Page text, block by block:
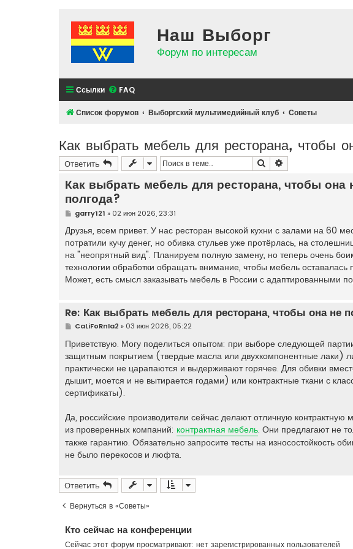
Наш Выборг
Форум по интересам
Ссылки FAQ
Список форумов Выборгский мультимедийный клуб Советы
Как выбрать мебель для ресторана, чтобы
Ответить Поиск
Как выбрать мебель для ресторана, чтобы она
полгода?
С
о
о
б
щ
е
н
и
е
garry121 » 02 июн 2026, 23:31
Друзья, всем привет. У нас ресторан высокой кухни с залами на 60
потратили кучу денег, но обивка стульев уже протёрлась, на
на "неопрятный вид". Планируем полную замену, но теперь очень
технологии обработки обращать внимание, чтобы мебель
Может, есть смысл заказывать мебель в России с адаптированными
Re: Как выбрать мебель для ресторана, чтобы она не
С
о
б
щ
е
н
и
CaLiFoRnIa2 » 03 июн 2026, 05:22
Приветствую. Могу поделиться опытом: при выборе следующей
защитным покрытием (твердые масла или двухкомпонентные лаки)
практически не царапаются и выдерживают горячее. Для обивки
дышит, моется и не вытирается годами) или контрактные ткани с
сертификаты).
Да, российские производители сейчас делают отличную
из проверенных компаний: контрактная мебель. Они предлагают не
также гарантию. Обязательно запросите тесты на износостойкость
не было перекосов и люфта.
Ответить
Вернуться в «Советы»
Кто сейчас на конференции
Сейчас этот форум просматривают: нет зарегистрированных пользователей